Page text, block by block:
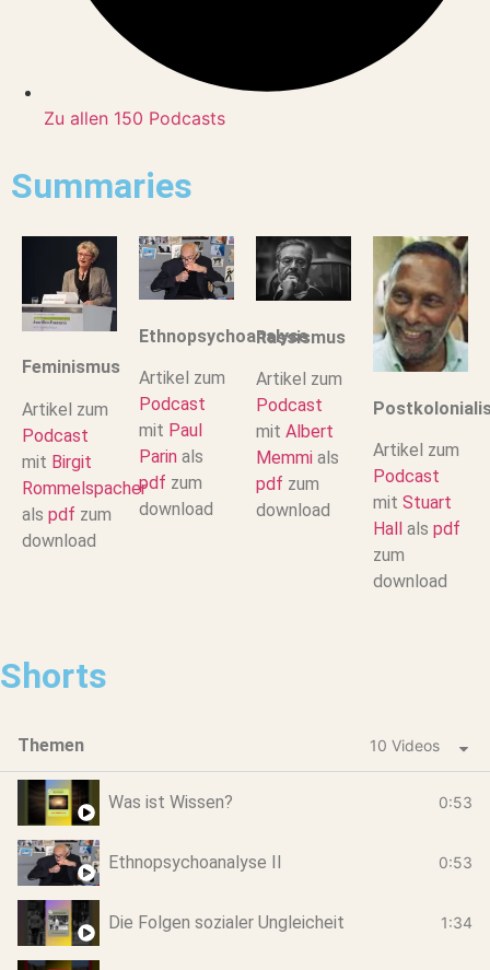
Zu allen 150 Podcasts
Summaries
Feminismus
Artikel zum
Podcast
mit Birgit
Rommelspacher
als pdf zum
download
Ethnopsychoanalyse
Artikel zum
Podcast
mit Paul
Parin als
pdf zum
download
Rassismus
Artikel zum
Podcast
mit Albert
Memmi als
pdf zum
download
Artikel zum
Podcast
mit Stuart
Hall als pdf
zum
download
Shorts
Themen 10 Videos
Was ist Wissen? 0:53
Ethnopsychoanalyse II 0:53
Die Folgen sozialer Ungleicheit 1:34